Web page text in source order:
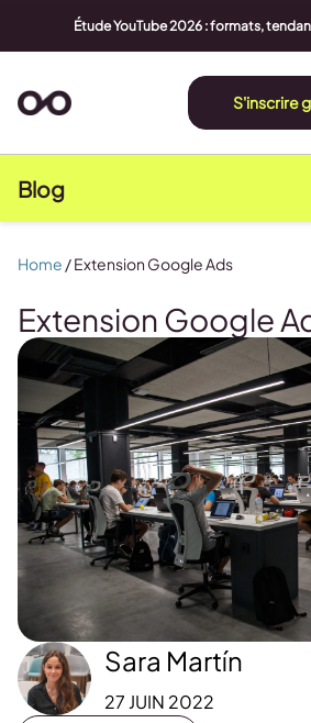
Étude YouTube 2026 : formats,
S'inscrire
Blog
Extension Google
Sara Martín
27 JUIN 2022
Home /Extension Google Ads